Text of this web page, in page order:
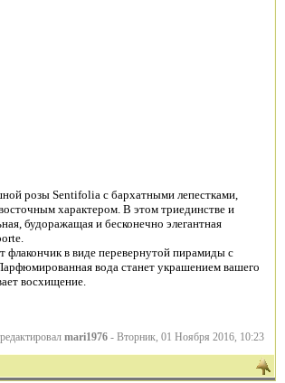
розы Sentifolia с бархатными лепестками,
характером. В этом триединстве и
будоражащая и бесконечно элегантная
флакончик в виде перевернутой пирамиды с
вода станет украшением вашего
восхищение.
mari1976 - Вторник, 01 Ноября 2016, 10:23